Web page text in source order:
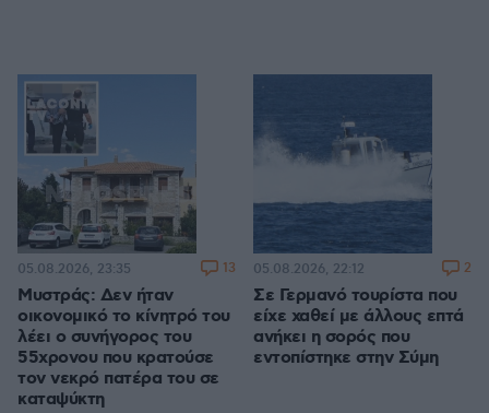
Μυστράς: Δεν ήταν
οικονομικό το κίνητρό του
λέει ο συνήγορος του
55χρονου που κρατούσε
τον νεκρό πατέρα του σε
καταψύκτη
05.08.2026, 23:35 13
Σε Γερμανό τουρίστα που
είχε χαθεί με άλλους επτά
ανήκει η σορός που
εντοπίστηκε στην Σύμη
05.08.2026, 22:12 2